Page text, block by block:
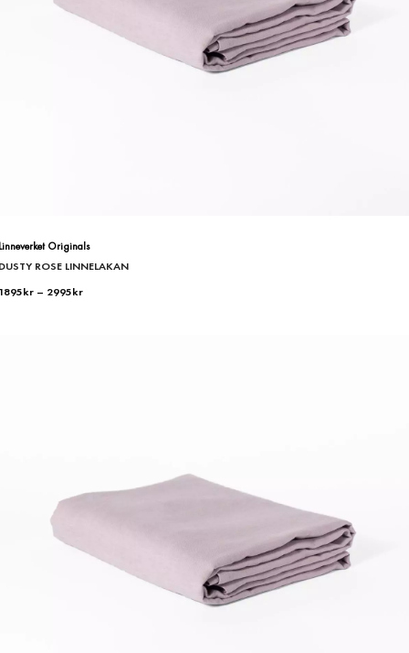
Originals
ROSE LINNELAKAN
kr– 2995kr